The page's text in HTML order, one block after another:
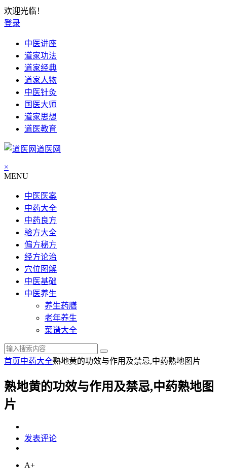
欢迎光临！
登录
中医讲座
道家功法
道家经典
道家人物
中医针灸
国医大师
道家思想
道医教育
道医网
×
MENU
中医医案
中药大全
中药良方
验方大全
偏方秘方
经方论治
穴位图解
中医基础
中医养生
养生药膳
老年养生
菜谱大全
首页中药大全熟地黄的功效与作用及禁忌,中药熟地图片
熟地黄的功效与作用及禁忌,中药熟地图
片
发表评论
A+